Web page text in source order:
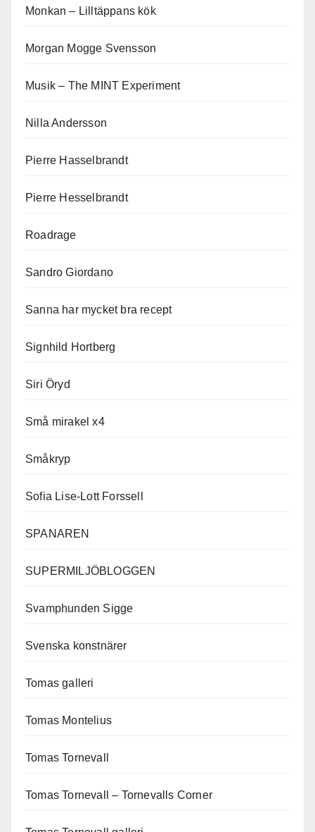
Monkan – Lilltäppans kök
Morgan Mogge Svensson
Musik – The MINT Experiment
Nilla Andersson
Pierre Hasselbrandt
Pierre Hesselbrandt
Roadrage
Sandro Giordano
Sanna har mycket bra recept
Signhild Hortberg
Siri Öryd
Små mirakel x4
Småkryp
Sofia Lise-Lott Forssell
SPANAREN
SUPERMILJÖBLOGGEN
Svamphunden Sigge
Svenska konstnärer
Tomas galleri
Tomas Montelius
Tomas Tornevall
Tomas Tornevall – Tornevalls Corner